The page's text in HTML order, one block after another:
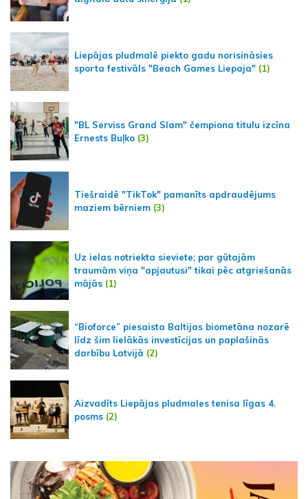
Liepājas pludmalē piekto gadu norisināsies
sporta festivāls "Beach Games Liepaja" (1)
"BL Serviss Grand Slam" čempiona titulu izcīna
Ernests Buļko (3)
Tiešraidē "TikTok" pamanīts apdraudējums
maziem bērniem (3)
Uz ielas notriekta sieviete; par gūtajām
traumām viņa "apjautusi" tikai pēc atgriešanās
mājās (1)
“Bioforce” piesaista Baltijas biometāna nozarē
līdz šim lielākās investīcijas un paplašinās
darbību Latvijā (2)
Aizvadīts Liepājas pludmales tenisa līgas 4.
posms (2)